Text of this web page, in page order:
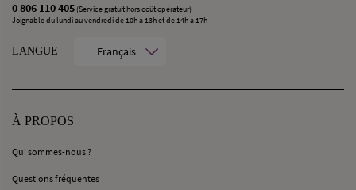
0 806 110 405 (Service gratuit hors coût opérateur)
Joignable du lundi au vendredi de 10h à 13h et de 14h à 17h
LANGUE Français
À PROPOS
Qui sommes-nous ?
Questions fréquentes